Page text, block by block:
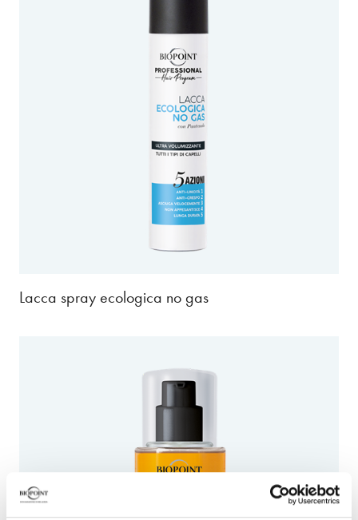
Lacca spray ecologica no gas